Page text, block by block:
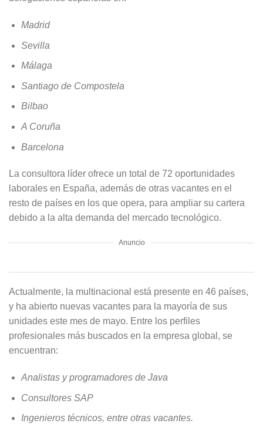
Madrid
Sevilla
Málaga
Santiago de Compostela
Bilbao
A Coruña
Barcelona
La consultora líder ofrece un total de 72 oportunidades
laborales en España, además de otras vacantes en el
resto de países en los que opera, para ampliar su cartera
debido a la alta demanda del mercado tecnológico.
Anuncio
Actualmente, la multinacional está presente en 46 países,
y ha abierto nuevas vacantes para la mayoría de sus
unidades este mes de mayo. Entre los perfiles
profesionales más buscados en la empresa global, se
encuentran:
Analistas y programadores de Java
Consultores SAP
Ingenieros técnicos, entre otras vacantes.